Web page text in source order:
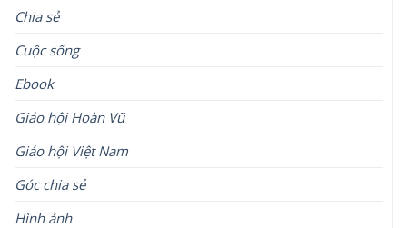
Chia sẻ
Cuộc sống
Ebook
Giáo hội Hoàn Vũ
Giáo hội Việt Nam
Góc chia sẻ
Hình ảnh